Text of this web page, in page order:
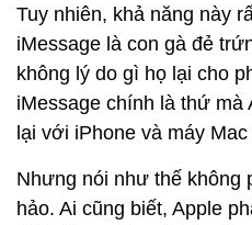
Tuy nhiên, khả năng này
iMessage là con gà đẻ
không lý do gì họ lại cho
iMessage chính là thứ
lại với iPhone và máy
Nhưng nói như thế không
hảo. Ai cũng biết, Apple